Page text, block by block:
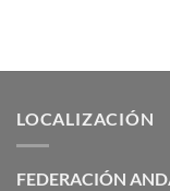
LOCALIZACIÓN
FEDERACIÓN